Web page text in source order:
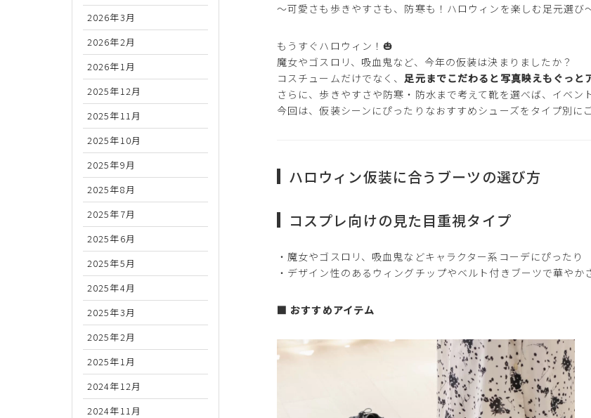
〜可愛さも歩きやすさも、防寒も！ハロウィンを楽しむ足元選び
もうすぐハロウィン！🎃
魔女やゴスロリ、吸血鬼など、今年の仮装は決まりましたか？
コスチュームだけでなく、 足元までこだわると写真映えもぐっと
さらに、歩きやすさや防寒・防水まで考えて靴を選べば、イベン
今回は、仮装シーンにぴったりなおすすめシューズをタイプ別に
ハロウィン仮装に合うブーツの選び方
コスプレ向けの見た目重視タイプ
・魔女やゴスロリ、吸血鬼などキャラクター系コーデにぴったり
・デザイン性のあるウィングチップやベルト付きブーツで華やか
■ おすすめアイテム
2026年3月
2026年2月
2026年1月
2025年12月
2025年11月
2025年10月
2025年9月
2025年8月
2025年7月
2025年6月
2025年5月
2025年4月
2025年3月
2025年2月
2025年1月
2024年12月
2024年11月